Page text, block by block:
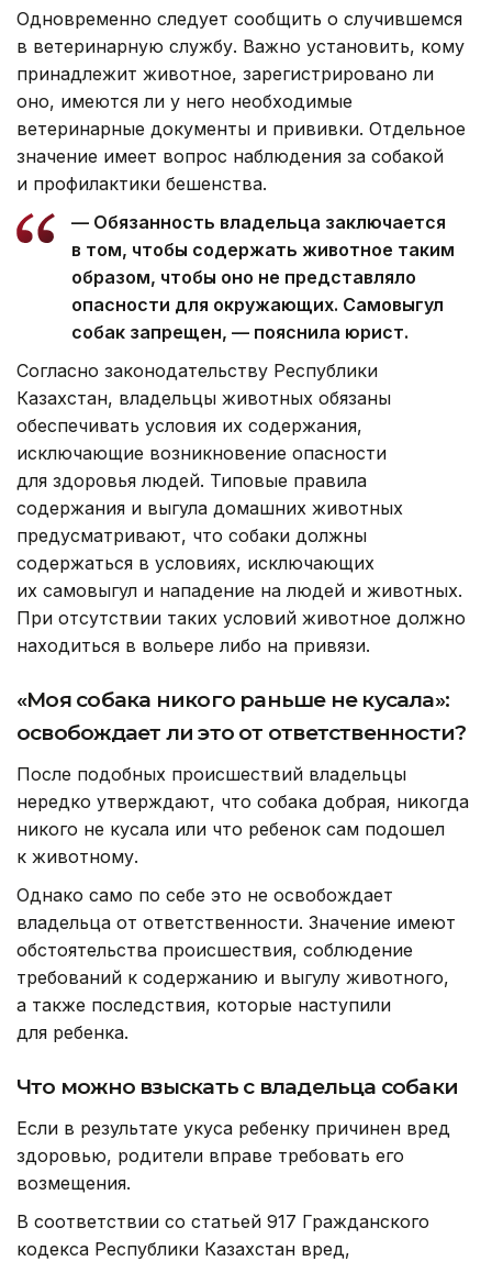
Одновременно следует сообщить о случившемся
в ветеринарную службу. Важно установить, кому
принадлежит животное, зарегистрировано ли
оно, имеются ли у него необходимые
ветеринарные документы и прививки. Отдельное
значение имеет вопрос наблюдения за собакой
и профилактики бешенства.
— Обязанность владельца заключается
в том, чтобы содержать животное таким
образом, чтобы оно не представляло
опасности для окружающих. Самовыгул
собак запрещен, — пояснила юрист.
Согласно законодательству Республики
Казахстан, владельцы животных обязаны
обеспечивать условия их содержания,
исключающие возникновение опасности
для здоровья людей. Типовые правила
содержания и выгула домашних животных
предусматривают, что собаки должны
содержаться в условиях, исключающих
их самовыгул и нападение на людей и животных.
При отсутствии таких условий животное должно
находиться в вольере либо на привязи.
«Моя собака никого раньше не кусала»:
освобождает ли это от ответственности?
После подобных происшествий владельцы
нередко утверждают, что собака добрая, никогда
никого не кусала или что ребенок сам подошел
к животному.
Однако само по себе это не освобождает
владельца от ответственности. Значение имеют
обстоятельства происшествия, соблюдение
требований к содержанию и выгулу животного,
а также последствия, которые наступили
для ребенка.
Что можно взыскать с владельца собаки
Если в результате укуса ребенку причинен вред
здоровью, родители вправе требовать его
возмещения.
В соответствии со статьей 917 Гражданского
кодекса Республики Казахстан вред,